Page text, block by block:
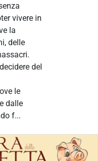
vivere in
la
delle
del
le
dalle
f...